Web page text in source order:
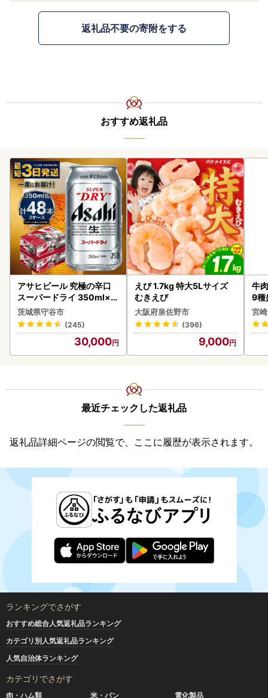
返礼品不要の寄附をする
おすすめ返礼品
アサヒビール 究極の辛口
スーパードライ 350ml×4
8本 ビール
茨城県守谷市
(245)
30,000
えび 1.7kg 特大5Lサイズ
むきえび
大阪府泉佐野市
(396)
9,000
牛
9種
-
シ!!
宮
最近チェックした返礼品
返礼品詳細ページの閲覧で、ここに履歴が表示されます。
ランキングでさがす
おすすめ総合人気返礼品ランキング
カテゴリ別人気返礼品ランキング
人気自治体ランキング
カテゴリでさがす
肉・ハム類 米・パン
電化製品